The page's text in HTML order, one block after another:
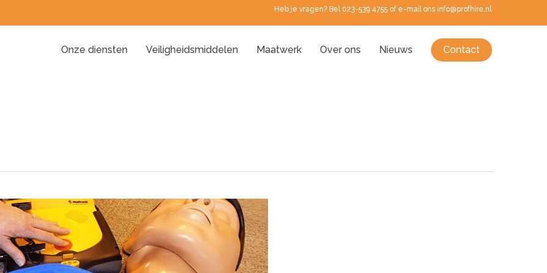
Heb je vragen? Bel 023-539 4755 of e-mail ons info@profhire.nl
Onze diensten Veiligheidsmiddelen Maatwerk Over ons Nieuws Contact